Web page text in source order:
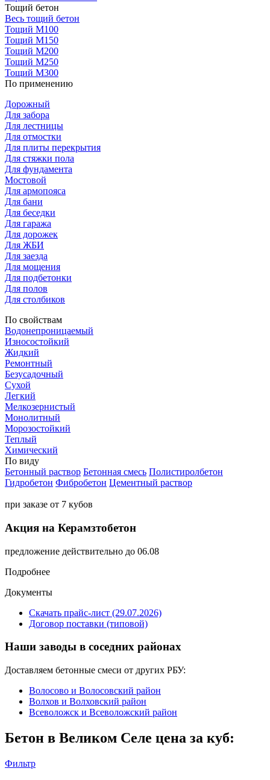
Тощий бетон
Весь тощий бетон
Тощий М100
Тощий М150
Тощий М200
Тощий М250
Тощий М300
По применению
Дорожный
Для забора
Для лестницы
Для отмостки
Для плиты перекрытия
Для стяжки пола
Для фундамента
Мостовой
Для армопояса
Для бани
Для беседки
Для гаража
Для дорожек
Для ЖБИ
Для заезда
Для мощения
Для подбетонки
Для полов
Для столбиков
По свойствам
Водонепроницаемый
Износостойкий
Жидкий
Ремонтный
Безусадочный
Сухой
Легкий
Мелкозернистый
Монолитный
Морозостойкий
Теплый
Химический
По виду
Бетонный раствор Бетонная смесь Полистиролбетон
Гидробетон Фибробетон Цементный раствор
при заказе от 7 кубов
Акция на Керамзтобетон
предложение действительно до 06.08
Подробнее
Документы
Скачать прайс-лист (29.07.2026)
Договор поставки (типовой)
Наши заводы в соседних районах
Доставляем бетонные смеси от других РБУ:
Волосово и Волосовский район
Волхов и Волховский район
Всеволожск и Всеволожский район
Бетон в Великом Селе цена за куб:
Фильтр